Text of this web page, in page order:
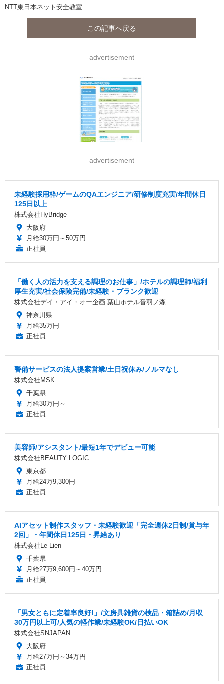
NTT東日本ネット安全教室
この記事へ戻る
advertisement
advertisement
未経験採用枠/ゲームのQAエンジニア/研修制度充実/年間休日
125日以上
株式会社HyBridge
大阪府
月給30万円～50万円
正社員
「働く人の活力を支える調理のお仕事」/ホテルの調理師/福利
厚生充実/社会保険完備/未経験・ブランク歓迎
株式会社デイ・アイ・オー企画 葉山ホテル音羽ノ森
神奈川県
月給35万円
正社員
警備サービスの法人提案営業/土日祝休み/ノルマなし
株式会社MSK
千葉県
月給30万円～
正社員
美容師/アシスタント/最短1年でデビュー可能
株式会社BEAUTY LOGIC
東京都
月給24万9,300円
正社員
AIアセット制作スタッフ・未経験歓迎「完全週休2日制/賞与年
2回」・年間休日125日・昇給あり
株式会社Le Lien
千葉県
月給27万9,600円～40万円
正社員
「男女ともに定着率良好!」/文房具雑貨の検品・箱詰め/月収
30万円以上可/人気の軽作業/未経験OK/日払いOK
株式会社SNJAPAN
大阪府
月給27万円～34万円
正社員